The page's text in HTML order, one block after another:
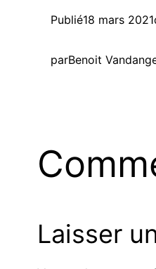
Publié18 mars 2021
parBenoit
Laisser